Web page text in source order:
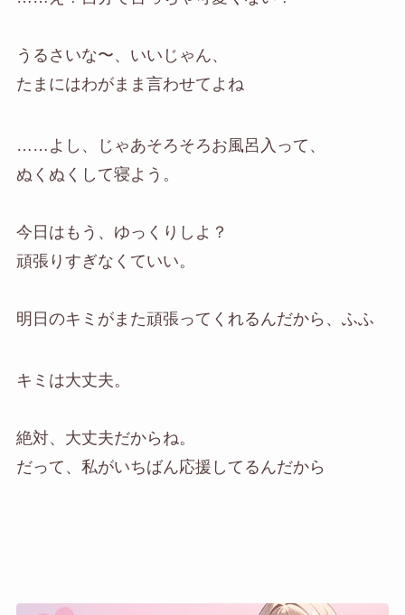
うるさいな〜、いいじゃん、
たまにはわがまま言わせてよね
……よし、じゃあそろそろお風呂入って、
ぬくぬくして寝よう。
今日はもう、ゆっくりしよ？
頑張りすぎなくていい。
明日のキミがまた頑張ってくれるんだから、ふふ
キミは大丈夫。
絶対、大丈夫だからね。
だって、私がいちばん応援してるんだから